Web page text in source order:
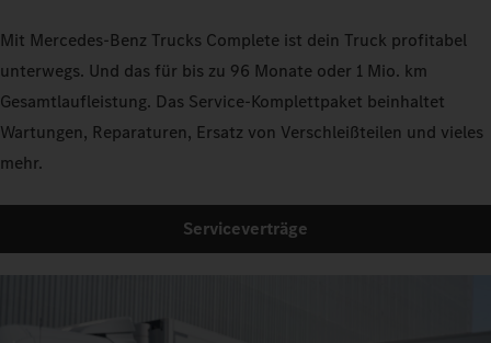
Mit Mercedes‑Benz Trucks Complete ist dein Truck profitabel
unterwegs. Und das für bis zu 96 Monate oder 1 Mio. km
Gesamtlaufleistung. Das Service-Komplettpaket beinhaltet
Wartungen, Reparaturen, Ersatz von Verschleißteilen und vieles
mehr.
Serviceverträge